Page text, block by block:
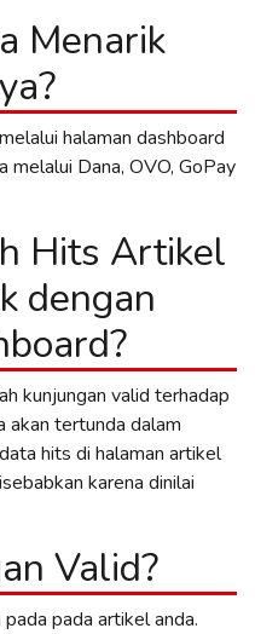
Menarik
halaman dashboard
melalui Dana, OVO, GoPay
Hits Artikel
dengan
kunjungan valid terhadap
akan tertunda dalam
hits di halaman artikel
karena dinilai
Valid?
pada artikel anda.